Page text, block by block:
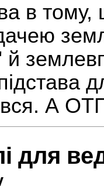
в тому,
й
А
для